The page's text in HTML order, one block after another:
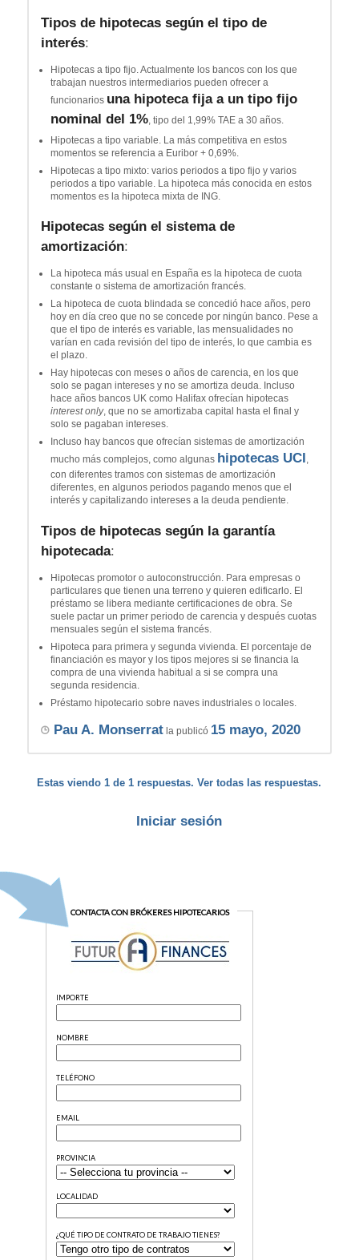
Tipos de hipotecas según el tipo de
interés:
Hipotecas a tipo fijo. Actualmente los bancos con los que
trabajan nuestros intermediarios pueden ofrecer a
funcionarios una hipoteca fija a un tipo fijo
nominal del 1%, tipo del 1,99% TAE a 30 años.
Hipotecas a tipo variable. La más competitiva en estos
momentos se referencia a Euribor + 0,69%.
Hipotecas a tipo mixto: varios periodos a tipo fijo y varios
periodos a tipo variable. La hipoteca más conocida en estos
momentos es la hipoteca mixta de ING.
Hipotecas según el sistema de
amortización:
La hipoteca más usual en España es la hipoteca de cuota
constante o sistema de amortización francés.
La hipoteca de cuota blindada se concedió hace años, pero
hoy en día creo que no se concede por ningún banco. Pese a
que el tipo de interés es variable, las mensualidades no
varían en cada revisión del tipo de interés, lo que cambia es
el plazo.
Hay hipotecas con meses o años de carencia, en los que
solo se pagan intereses y no se amortiza deuda. Incluso
hace años bancos UK como Halifax ofrecían hipotecas
interest only, que no se amortizaba capital hasta el final y
solo se pagaban intereses.
Incluso hay bancos que ofrecían sistemas de amortización
mucho más complejos, como algunas hipotecas UCI ,
con diferentes tramos con sistemas de amortización
diferentes, en algunos periodos pagando menos que el
interés y capitalizando intereses a la deuda pendiente.
Tipos de hipotecas según la garantía
hipotecada:
Hipotecas promotor o autoconstrucción. Para empresas o
particulares que tienen una terreno y quieren edificarlo. El
préstamo se libera mediante certificaciones de obra. Se
suele pactar un primer periodo de carencia y después cuotas
mensuales según el sistema francés.
Hipoteca para primera y segunda vivienda. El porcentaje de
financiación es mayor y los tipos mejores si se financia la
compra de una vivienda habitual a si se compra una
segunda residencia.
Préstamo hipotecario sobre naves industriales o locales.
Pau A. Monserratla publicó 15 mayo, 2020
Estas viendo 1 de 1 respuestas. Ver todas las respuestas.
Iniciar sesión